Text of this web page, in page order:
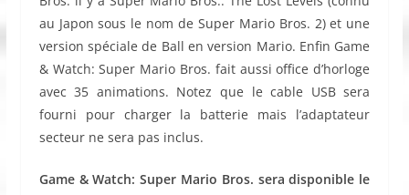
au Japon sous le nom de Super Mario Bros. 2) et une
version spéciale de Ball en version Mario. Enfin Game
& Watch: Super Mario Bros. fait aussi office d’horloge
avec 35 animations. Notez que le cable USB sera
fourni pour charger la batterie mais l’adaptateur
secteur ne sera pas inclus.
Game & Watch: Super Mario Bros. sera disponible le